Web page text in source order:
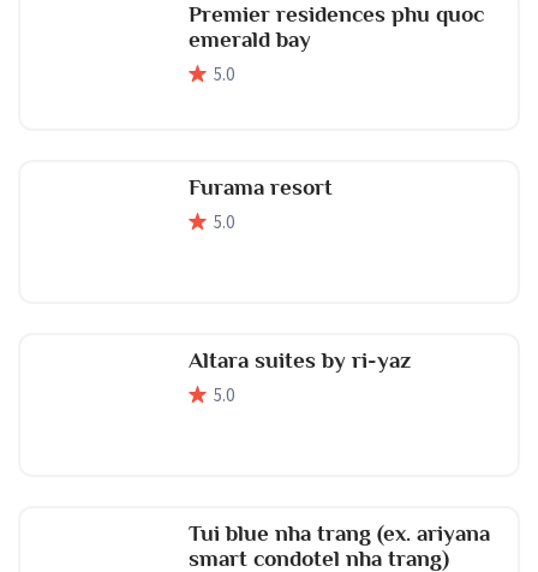
Premier residences phu quoc
emerald bay
5.0
Furama resort
5.0
Altara suites by ri-yaz
5.0
Tui blue nha trang (ex. ariyana
smart condotel nha trang)